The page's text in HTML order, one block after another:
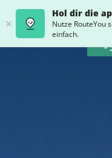
Hol dir die
Nutze RouteYou
einfach.
-